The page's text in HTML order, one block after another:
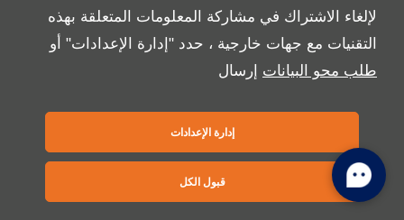
لإلغاء الاشتراك في مشاركة المعلومات المتعلقة بهذه
التقنيات مع جهات خارجية ، حدد "إدارة الإعدادات" أو
طلب محو البيانات إرسال
إدارة الإعدادات
قبول الكل